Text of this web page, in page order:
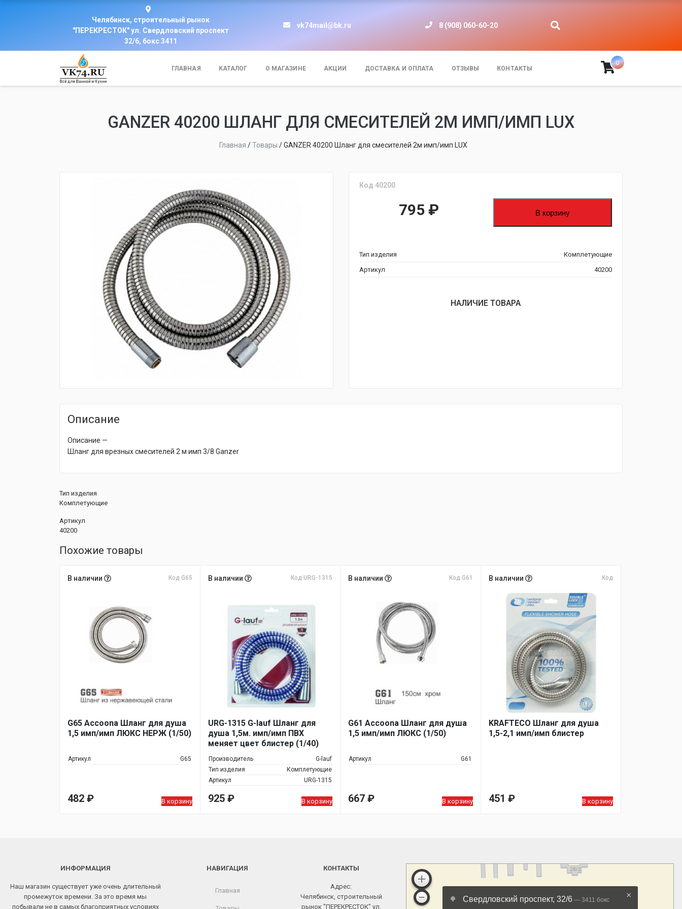
Челябинск, строительный рынок
"ПЕРЕКРЕСТОК" ул. Свердловский проспект
32/6, бокс 3411
vk74mail@bk.ru 8 (908) 060-60-20
ГЛАВНАЯ КАТАЛОГ О МАГАЗИНЕ АКЦИИ ДОСТАВКА И ОПЛАТА ОТЗЫВЫ КОНТАКТЫ
0
GANZER 40200 ШЛАНГ ДЛЯ СМЕСИТЕЛЕЙ 2М ИМП/ИМП LUX
Главная /Товары /GANZER 40200 Шланг для смесителей 2м имп/имп LUX
Код 40200
795 ₽ В корзину
Тип изделия
Комплетующие
Артикул
40200
НАЛИЧИЕ ТОВАРА
Описание
Описание —
Шланг для врезных смесителей 2 м имп 3/8 Ganzer
Тип изделия
Комплетующие
Артикул
40200
Похожие товары
В наличии Код G65
G65 Accoona Шланг для душа
1,5 имп/имп ЛЮКС НЕРЖ (1/50)
Артикул G65
482 ₽ В корзину
В наличии Код URG-1315
URG-1315 G-lauf Шланг для
душа 1,5м. имп/имп ПВХ
меняет цвет блистер (1/40)
Производитель
G-lauf
Тип изделия
Комплетующие
Артикул
URG-1315
925 ₽ В корзину
В наличии Код G61
G61 Accoona Шланг для душа
1,5 имп/имп ЛЮКС (1/50)
Артикул G61
667 ₽ В корзину
В наличии Код
KRAFTECO Шланг для душа
1,5-2,1 имп/имп блистер
451 ₽ В корзину
ИНФОРМАЦИЯ
Наш магазин существует уже очень длительный
промежуток времени. За это время мы
побывали не в самых благоприятных условиях
НАВИГАЦИЯ
Главная
КОНТАКТЫ
Адрес:
Челябинск, строительный
рынок "ПЕРЕКРЕСТОК" ул.